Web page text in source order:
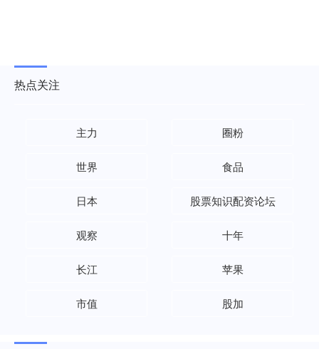
热点关注
主力 圈粉
世界 食品
日本 股票知识配资论坛
观察 十年
长江 苹果
市值 股加